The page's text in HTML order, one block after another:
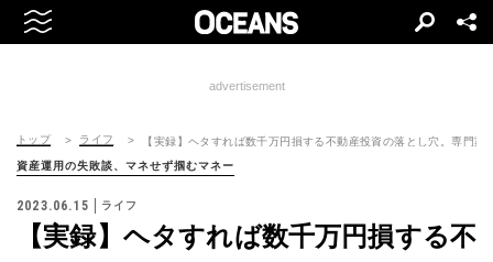
advertisement
トップ ライフ 【実録】ヘタすれば数千万円損する不動産投資の落とし穴。専門家
資産運用の失敗談、マネせず掴むマネー
2023.06.15 ライフ
【実録】ヘタすれば数千万円損する不